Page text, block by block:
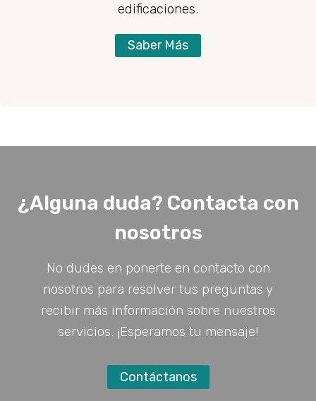
edificaciones.
Saber Más
¿Alguna duda? Contacta con
nosotros
No dudes en ponerte en contacto con
nosotros para resolver tus preguntas y
recibir más información sobre nuestros
servicios. ¡Esperamos tu mensaje!
Contáctanos